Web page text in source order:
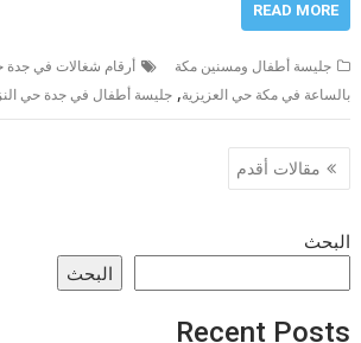
READ MORE
جليسة أطفال ومسنين مكة أرقام شغالات في جدة
بالساعة في مكة حي العزيزية,جليسة أطفال في جدة حي
تصفّح
المقالات
مقالات أقدم
البحث
البحث
Recent Posts